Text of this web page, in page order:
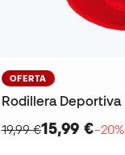
OFERTA
Rodillera Deportiva
19,99 €15,99 €−20%